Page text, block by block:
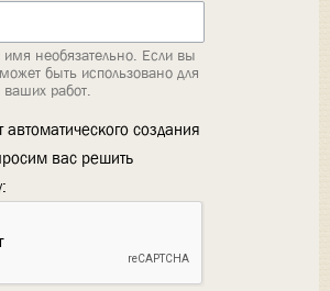
необязательно. Если вы
быть использовано для
ваших работ.
создания
вас решить